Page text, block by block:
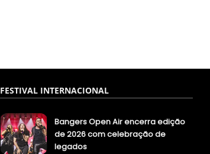
FESTIVAL INTERNACIONAL
Bangers Open Air encerra edição
de 2026 com celebração de
legados